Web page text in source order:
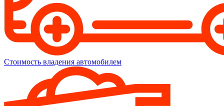
Стоимость владения автомобилем